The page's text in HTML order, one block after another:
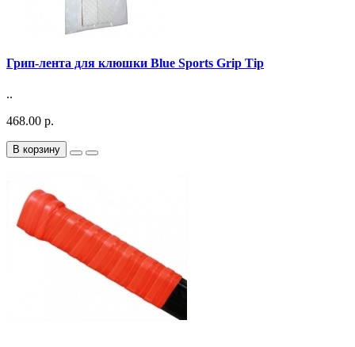
Грип-лента для клюшки Blue Sports Grip Tip
..
468.00 р.
В корзину